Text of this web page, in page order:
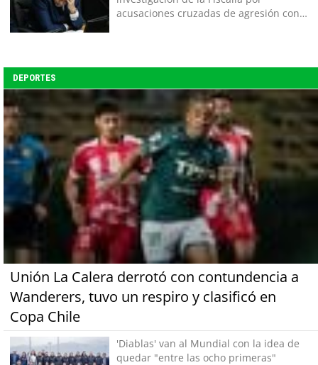
acusaciones cruzadas de agresión con
DEPORTES
Unión La Calera derrotó con contundencia a
Wanderers, tuvo un respiro y clasificó en
Copa Chile
'Diablas' van al Mundial con la idea de
quedar "entre las ocho primeras"